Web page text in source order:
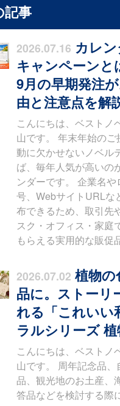
記事
2026.07.16 カレ
キャンペーンと
9月の早期発注
由と注意点を解
こんにちは、ベストノ
山です。 年末年始の
動に欠かせないノベル
ば、毎年人気が高いの
ンダーです。 企業名
号、WebサイトURLな
布できるため、取引先
スク・オフィス・家庭
もらえる実用的な販促
2026.07.02 植物の
品に。ストーリ
れる「これいい
ラルシリーズ 植
こんにちは、ベストノ
山です。 周年記念品、
品、観光地のお土産、
答品などを検討する際